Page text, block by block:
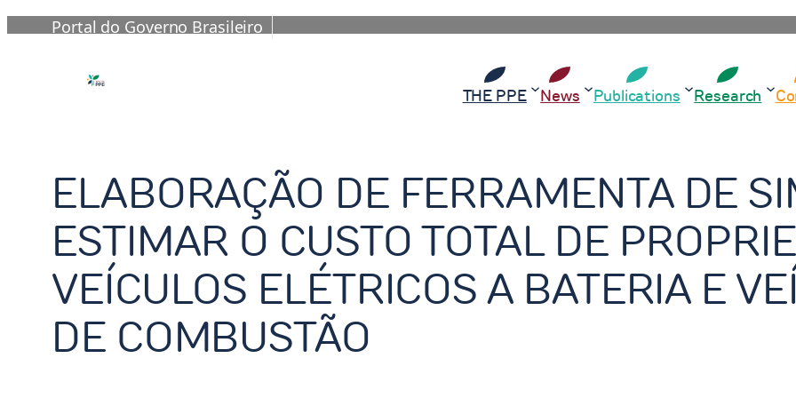
Portal do Governo Brasileiro
THE PPE News Publications Research
ELABORAÇÃO DE FERRAMENTA DE
ESTIMAR O CUSTO TOTAL DE
VEÍCULOS ELÉTRICOS A BATERIA E
DE COMBUSTÃO